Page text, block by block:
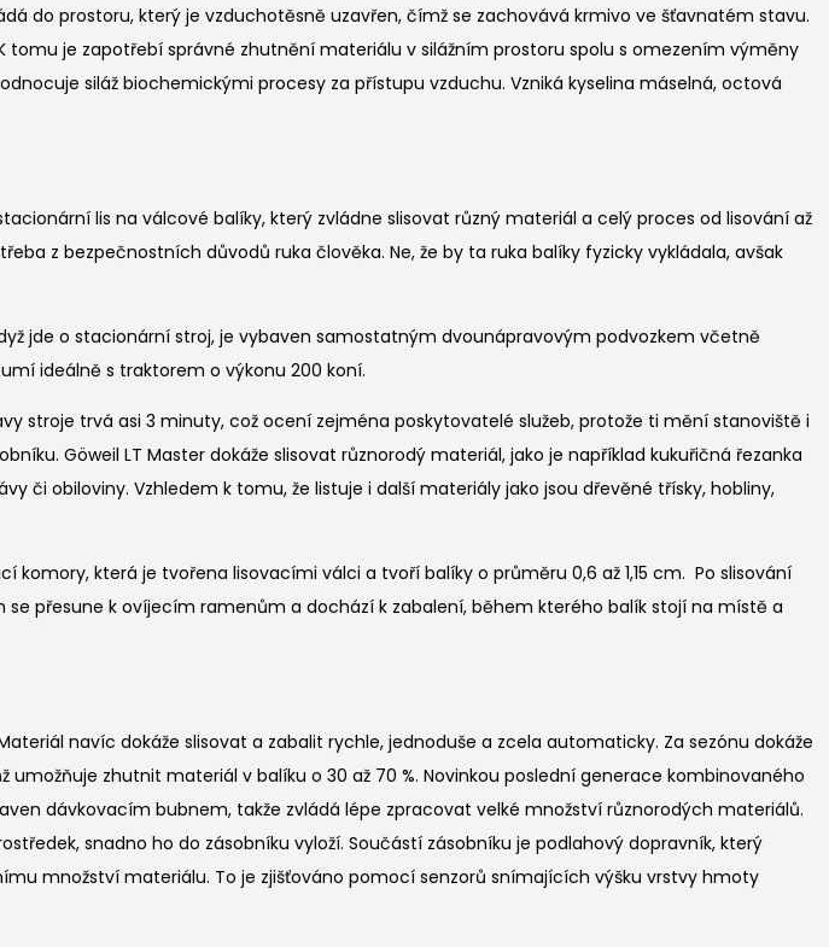
do prostoru, který je vzduchotěsně uzavřen, čímž se zachovává krmivo ve šťavnatém stavu.
je zapotřebí správné zhutnění materiálu v silážním prostoru spolu s omezením výměny
siláž biochemickými procesy za přístupu vzduchu. Vzniká kyselina máselná, octová
lis na válcové balíky, který zvládne slisovat různý materiál a celý proces od lisování až
z bezpečnostních důvodů ruka člověka. Ne, že by ta ruka balíky fyzicky vykládala, avšak
jde o stacionární stroj, je vybaven samostatným dvounápravovým podvozkem včetně
ideálně s traktorem o výkonu 200 koní.
stroje trvá asi 3 minuty, což ocení zejména poskytovatelé služeb, protože ti mění stanoviště i
Göweil LT Master dokáže slisovat různorodý materiál, jako je například kukuřičná řezanka
či obiloviny. Vzhledem k tomu, že listuje i další materiály jako jsou dřevěné třísky, hobliny,
která je tvořena lisovacími válci a tvoří balíky o průměru 0,6 až 1,15 cm. Po slisování
přesune k ovíjecím ramenům a dochází k zabalení, během kterého balík stojí na místě a
navíc dokáže slisovat a zabalit rychle, jednoduše a zcela automaticky. Za sezónu dokáže
zhutnit materiál v balíku o 30 až 70 %. Novinkou poslední generace kombinovaného
dávkovacím bubnem, takže zvládá lépe zpracovat velké množství různorodých materiálů.
snadno ho do zásobníku vyloží. Součástí zásobníku je podlahový dopravník, který
množství materiálu. To je zjišťováno pomocí senzorů snímajících výšku vrstvy hmoty